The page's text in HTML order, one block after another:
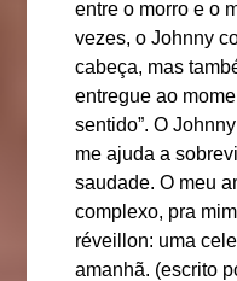
entre o morro e o
vezes, o Johnny
cabeça, mas
entregue ao
sentido”. O
me ajuda a
saudade. O meu
complexo, pra
réveillon: uma
amanhã. (escrito